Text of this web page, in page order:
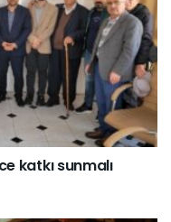
katkı sunmalı